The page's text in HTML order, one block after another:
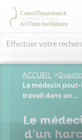
ACCUEIL >
Le médecin
travail dans un...
Le
d’un